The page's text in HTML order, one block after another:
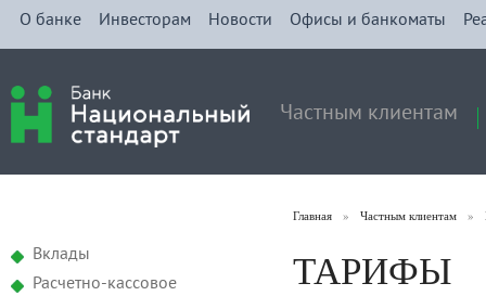
О банке Инвесторам Новости Офисы и банкоматы
Частным клиентам
Вклады
Расчетно-кассовое
Главная » Частным клиентам »
ТАРИФЫ